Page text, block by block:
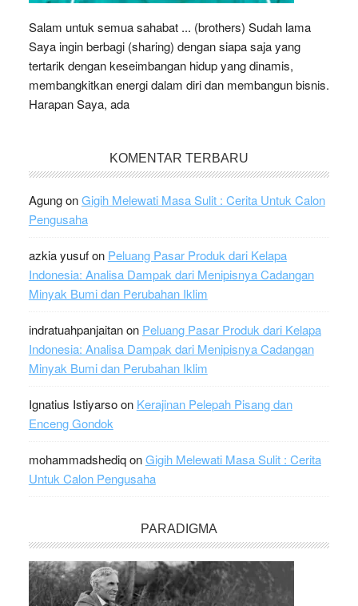
Salam untuk semua sahabat ... (brothers) Sudah lama
Saya ingin berbagi (sharing) dengan siapa saja yang
tertarik dengan keseimbangan hidup yang dinamis,
membangkitkan energi dalam diri dan membangun bisnis.
Harapan Saya, ada
KOMENTAR TERBARU
AgungonGigih Melewati Masa Sulit : Cerita Untuk Calon
Pengusaha
azkia yusufon Peluang Pasar Produk dari Kelapa
Indonesia: Analisa Dampak dari Menipisnya Cadangan
Minyak Bumi dan Perubahan Iklim
indratuahpanjaitanon Peluang Pasar Produk dari Kelapa
Indonesia: Analisa Dampak dari Menipisnya Cadangan
Minyak Bumi dan Perubahan Iklim
Ignatius Istiyarsoon Kerajinan Pelepah Pisang dan
Enceng Gondok
mohammadshediqonGigih Melewati Masa Sulit : Cerita
Untuk Calon Pengusaha
PARADIGMA